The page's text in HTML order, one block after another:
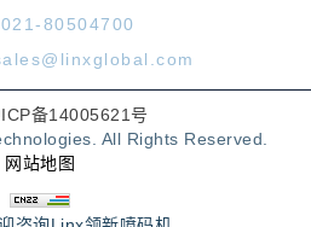
021-80504700
备14005621号
All Rights Reserved.
网站地图